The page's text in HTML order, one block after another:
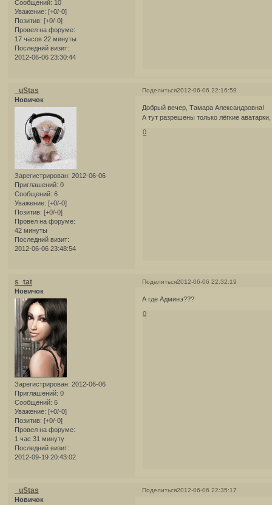
Сообщений: 10
Уважение: [+0/-0]
Позитив: [+0/-0]
Провел на форуме:
17 часов 22 минуты
Последний визит:
2012-06-06 23:30:44
Поделиться2012-06-06 22:16:59
_uStas
Новичок
Зарегистрирован: 2012-06-06
Приглашений: 0
Сообщений: 6
Уважение: [+0/-0]
Позитив: [+0/-0]
Провел на форуме:
42 минуты
Последний визит:
2012-06-06 23:48:54
Добрый вечер, Тамара Александровна!
А тут разрешены только лёгкие
0
Поделиться2012-06-06 22:32:19
s_tat
Новичок
Зарегистрирован: 2012-06-06
Приглашений: 0
Сообщений: 6
Уважение: [+0/-0]
Позитив: [+0/-0]
Провел на форуме:
1 час 31 минуту
Последний визит:
2012-09-19 20:43:02
А где Админэ???
0
Поделиться2012-06-06 22:35:17
_uStas
Новичок